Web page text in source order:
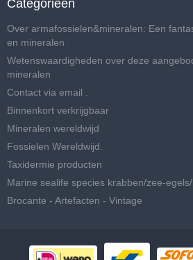
Categorieën
Over armafossielen&mineralen: Een
en mineralen
Wetenswaardigheden over deze
mineralen
Contact via email .
Binnenkort verkrijgbaar
Mineralen wereldwijd
Fossielen Wereldwijd.
Taxidermie producten
Marine sealife species krabben/zee-
Brocante - Artefacten - Vintage